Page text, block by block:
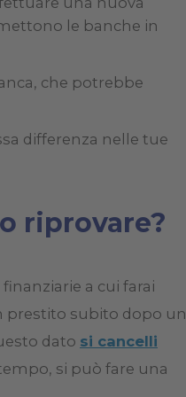
le banche in
che potrebbe
differenza nelle tue
riprovare?
a cui farai
prestito subito dopo un
dato si cancelli
si può fare una